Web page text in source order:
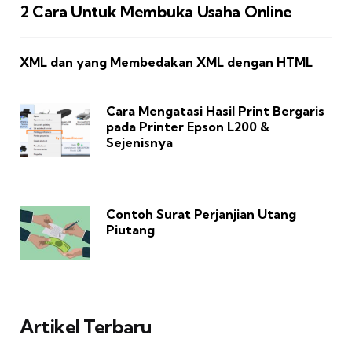
2 Cara Untuk Membuka Usaha Online
XML dan yang Membedakan XML dengan HTML
Cara Mengatasi Hasil Print Bergaris
pada Printer Epson L200 &
Sejenisnya
Contoh Surat Perjanjian Utang
Piutang
Artikel Terbaru